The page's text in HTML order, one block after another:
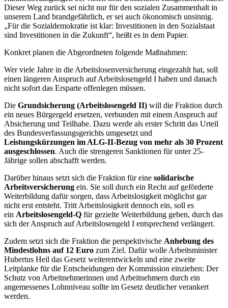
Dieser Weg zurück sei nicht nur für den sozialen Zusammenhalt in
unserem Land brandgefährlich, er sei auch ökonomisch unsinnig.
„Für die Sozialdemokratie ist klar: Investitionen in den Sozialstaat
sind Investitionen in die Zukunft“, heißt es in dem Papier.
Konkret planen die Abgeordneten folgende Maßnahmen:
Wer viele Jahre in die Arbeitslosenversicherung eingezahlt hat, soll
einen längeren Anspruch auf Arbeitslosengeld I haben und danach
nicht sofort das Ersparte offenlegen müssen.
Die Grundsicherung (Arbeitslosengeld II) will die Fraktion durch
ein neues Bürgergeld ersetzen, verbunden mit einem Anspruch auf
Absicherung und Teilhabe. Dazu werde als erster Schritt das Urteil
des Bundesverfassungsgerichts umgesetzt und
Leistungskürzungen im ALG-II-Bezug von mehr als 30 Prozent
ausgeschlossen. Auch die strengeren Sanktionen für unter 25-
Jährige sollen abschafft werden.
Darüber hinaus setzt sich die Fraktion für eine solidarische
Arbeitsversicherung ein. Sie soll durch ein Recht auf geförderte
Weiterbildung dafür sorgen, dass Arbeitslosigkeit möglichst gar
nicht erst entsteht. Tritt Arbeitslosigkeit dennoch ein, soll es
ein Arbeitslosengeld-Q für gezielte Weiterbildung geben, durch das
sich der Anspruch auf Arbeitslosengeld I entsprechend verlängert.
Zudem setzt sich die Fraktion die perspektivische Anhebung des
Mindestlohns auf 12 Euro zum Ziel. Dafür wolle Arbeitsminister
Hubertus Heil das Gesetz weiterentwickeln und eine zweite
Leitplanke für die Entscheidungen der Kommission einziehen: Der
Schutz von Arbeitnehmerinnen und Arbeitnehmern durch ein
angemessenes Lohnniveau sollte im Gesetz deutlicher verankert
werden.